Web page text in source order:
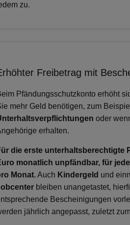
zu.
Freibetrag mit
Pfändungsschutzkonto erhöht
mehr Geld benötigen, zum
oder
erhalten.
die erste unterhaltsberechtigte
monatlich unpfändbar, für
Monat.Auch Kindergeld und
bleiben unangetastet,
Bescheinigungen
jährlich angepasst, zuletzt